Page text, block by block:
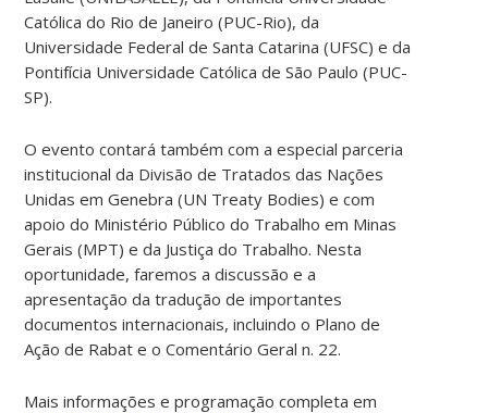
Católica do Rio de Janeiro (PUC-Rio), da
Universidade Federal de Santa Catarina (UFSC) e da
Pontifícia Universidade Católica de São Paulo (PUC-
SP).
O evento contará também com a especial parceria
institucional da Divisão de Tratados das Nações
Unidas em Genebra (UN Treaty Bodies) e com
apoio do Ministério Público do Trabalho em Minas
Gerais (MPT) e da Justiça do Trabalho. Nesta
oportunidade, faremos a discussão e a
apresentação da tradução de importantes
documentos internacionais, incluindo o Plano de
Ação de Rabat e o Comentário Geral n. 22.
Mais informações e programação completa em